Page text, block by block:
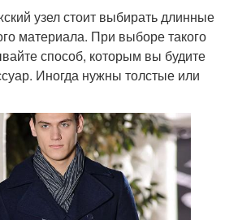
узел стоит выбирать длинные
материала. При выборе такого
способ, которым вы будите
Иногда нужны толстые или